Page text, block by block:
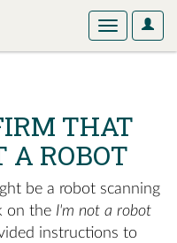
User
Toggle
THAT
A ROBOT
be a robot scanning
on the I'm not a robot
instructions to